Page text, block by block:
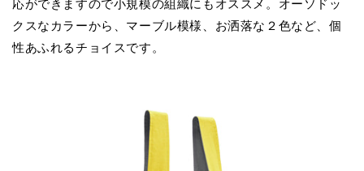
応ができますので小規模の組織にもオススメ。オーソドッ
クスなカラーから、マーブル模様、お洒落な２色など、個
性あふれるチョイスです。